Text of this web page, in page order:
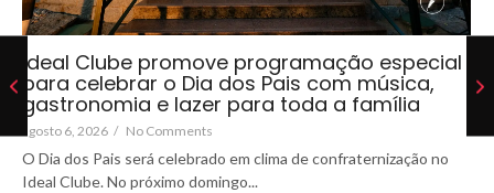
Ideal Clube promove programação especial
para celebrar o Dia dos Pais com música,
gastronomia e lazer para toda a família
agosto 6, 2026 / No Comments
O Dia dos Pais será celebrado em clima de confraternização no
Ideal Clube. No próximo domingo...